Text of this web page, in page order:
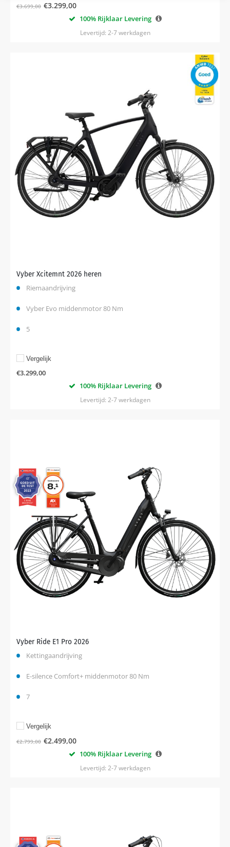
100% Rijklaar Levering
Levertijd: 2-7 werkdagen
€3.699,00 €3.299,00
Vyber Xcitemnt 2026 heren
100% Rijklaar Levering
Levertijd: 2-7 werkdagen
Riemaandrijving
Vyber Evo middenmotor 80 Nm
5
€3.299,00
Vergelijk
Vyber Ride E1 Pro 2026
100% Rijklaar Levering
Levertijd: 2-7 werkdagen
Kettingaandrijving
E-silence Comfort+ middenmotor 80 Nm
7
€2.799,00 €2.499,00
Vergelijk